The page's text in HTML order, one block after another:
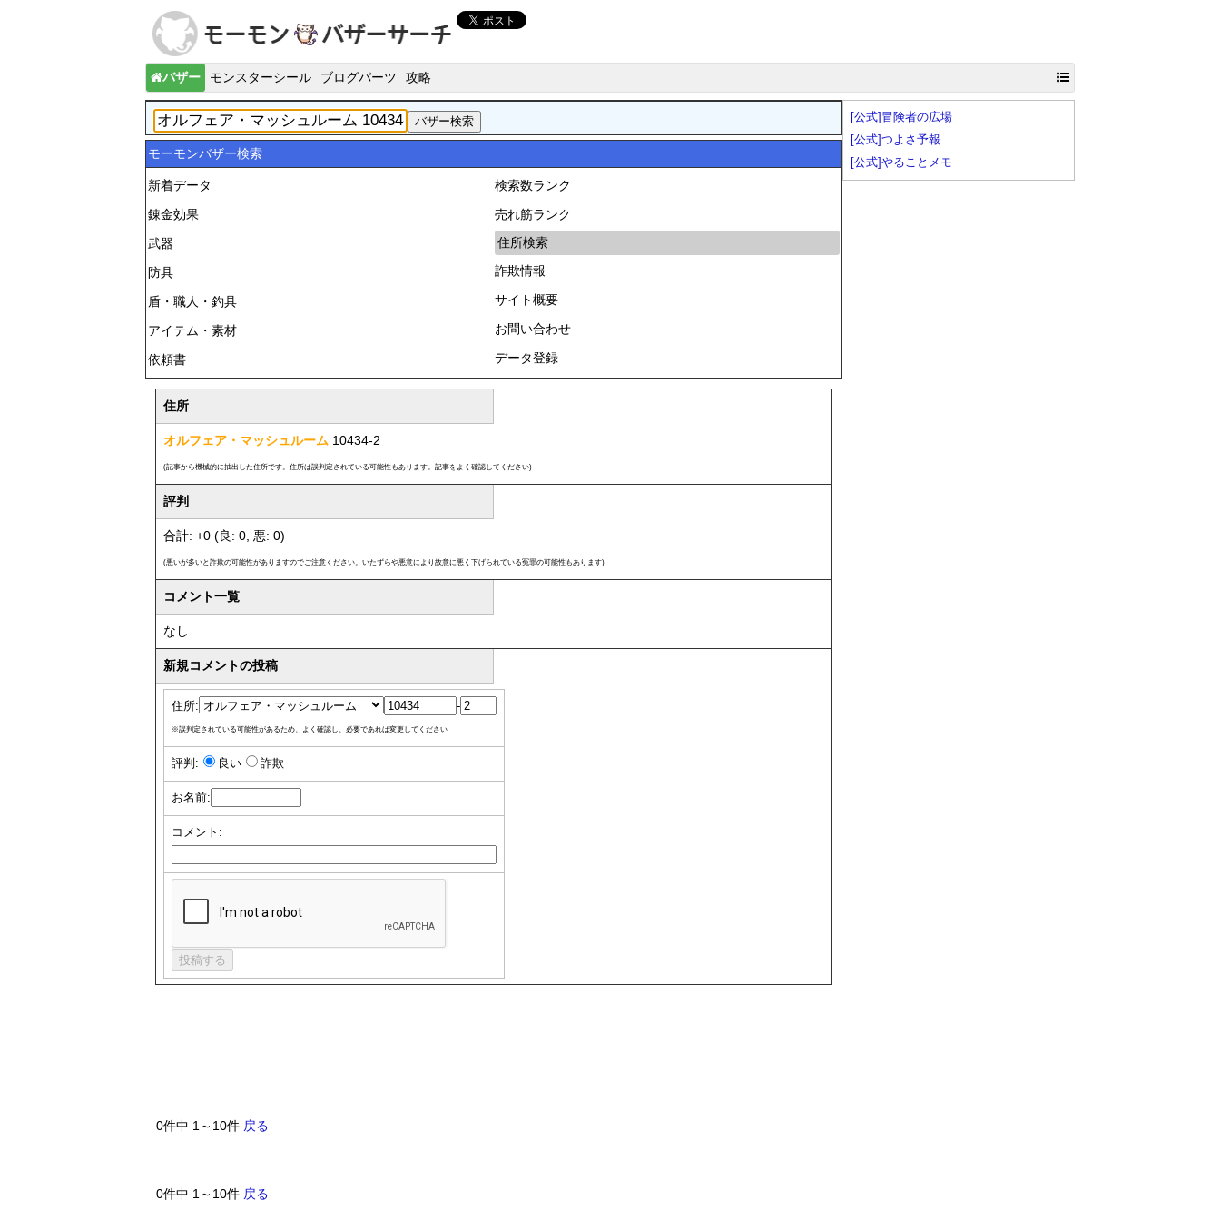
バザー モンスターシール ブログパーツ 攻略
モーモンバザー検索
新着データ
錬金効果
武器
防具
盾・職人・釣具
アイテム・素材
依頼書
検索数ランク
売れ筋ランク
住所検索
詐欺情報
サイト概要
お問い合わせ
データ登録
住所
オルフェア・マッシュルーム 10434-2
(記事から機械的に抽出した住所です。住所は誤判定されている可能性もあります。記事をよく確認してください)
評判
合計: +0 (良: 0, 悪: 0)
(悪いが多いと詐欺の可能性がありますのでご注意ください。いたずらや悪意により故意に悪く下げられている冤罪の可能性もあります)
コメント一覧
なし
新規コメントの投稿
住所: -
※誤判定されている可能性があるため、よく確認し、必要であれば変更してください
評判: 良い 詐欺
お名前:
コメント:
0件中 1～10件 戻る
0件中 1～10件 戻る
[公式]冒険者の広場
[公式]つよさ予報
[公式]やることメモ